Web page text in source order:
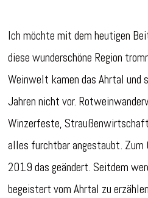
Ich möchte mit dem heutigen
diese wunderschöne Region
Weinwelt kamen das Ahrtal und
Jahren nicht vor.
Winzerfeste,
alles furchtbar angestaubt. Zum
2019 das geändert. Seitdem
begeistert vom Ahrtal zu